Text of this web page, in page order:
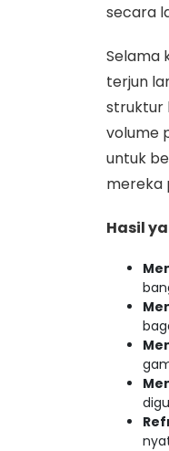
secara
Selama
terjun
struktur
volume
untuk
mereka
Hasil